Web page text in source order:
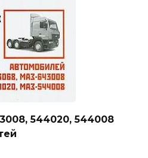
544020, 544008